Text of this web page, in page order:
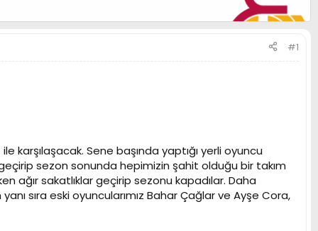
#1
karşılaşacak. Sene başında yaptığı yerli oyuncu
sezon sonunda hepimizin şahit olduğu bir takım
ağır sakatlıklar geçirip sezonu kapadılar. Daha
sıra eski oyuncularımız Bahar Çağlar ve Ayşe Cora,